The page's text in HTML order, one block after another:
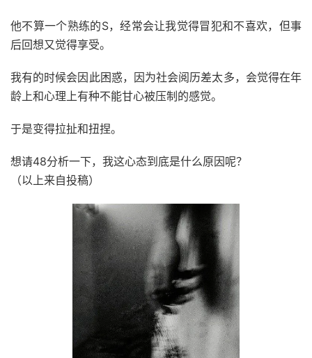
他不算一个熟练的S，经常会让我觉得冒犯和不喜欢，但事
后回想又觉得享受。
我有的时候会因此困惑，因为社会阅历差太多，会觉得在年
龄上和心理上有种不能甘心被压制的感觉。
于是变得拉扯和扭捏。
想请48分析一下，我这心态到底是什么原因呢？
（以上来自投稿）